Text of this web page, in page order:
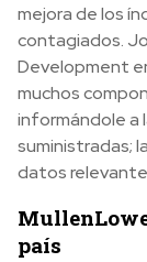
mejora de los
contagiados.
Development
muchos
informándole a
suministradas;
datos
país